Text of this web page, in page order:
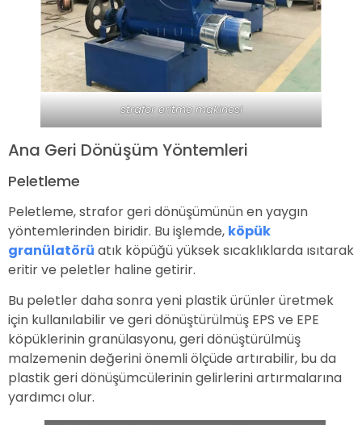
strafor eritme makinesi
Ana Geri Dönüşüm Yöntemleri
Peletleme
Peletleme, strafor geri dönüşümünün en yaygın
yöntemlerinden biridir. Bu işlemde, köpük
granülatörü atık köpüğü yüksek sıcaklıklarda ısıtarak
eritir ve peletler haline getirir.
Bu peletler daha sonra yeni plastik ürünler üretmek
için kullanılabilir ve geri dönüştürülmüş EPS ve EPE
köpüklerinin granülasyonu, geri dönüştürülmüş
malzemenin değerini önemli ölçüde artırabilir, bu da
plastik geri dönüşümcülerinin gelirlerini artırmalarına
yardımcı olur.